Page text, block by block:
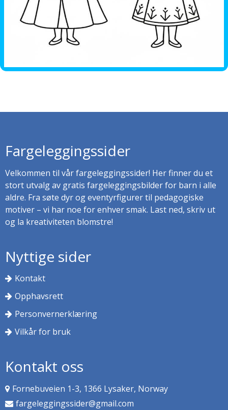
Fargeleggingssider
Velkommen til vår fargeleggingssider! Her finner du et
stort utvalg av gratis fargeleggingsbilder for barn i alle
aldre. Fra søte dyr og eventyrfigurer til pedagogiske
motiver – vi har noe for enhver smak. Last ned, skriv ut
og la kreativiteten blomstre!
Nyttige sider
Kontakt
Opphavsrett
Personvernerklæring
Vilkår for bruk
Kontakt oss
Fornebuveien 1-3, 1366 Lysaker, Norway
fargeleggingssider@gmail.com